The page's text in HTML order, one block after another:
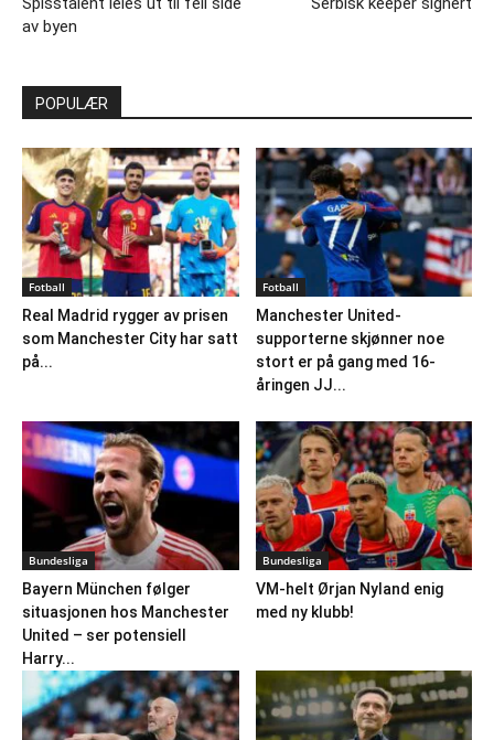
av byen
POPULÆR
Fotball
Real Madrid rygger av prisen
som Manchester City har satt
på...
Fotball
Manchester United-
supporterne skjønner noe
stort er på gang med 16-
åringen JJ...
Bundesliga
Bayern München følger
situasjonen hos Manchester
United – ser potensiell
Harry...
Bundesliga
VM-helt Ørjan Nyland enig
med ny klubb!